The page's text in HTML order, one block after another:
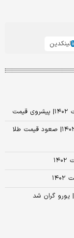
لینکدین
قیمت طلا، سکه و دلار امروز چهارشنبه ۶ اردیبهشت ۱۴۰۲| صعود قیمت طلا